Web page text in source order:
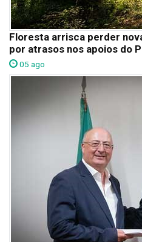
Floresta arrisca perder
por atrasos nos apoios do
05 ago